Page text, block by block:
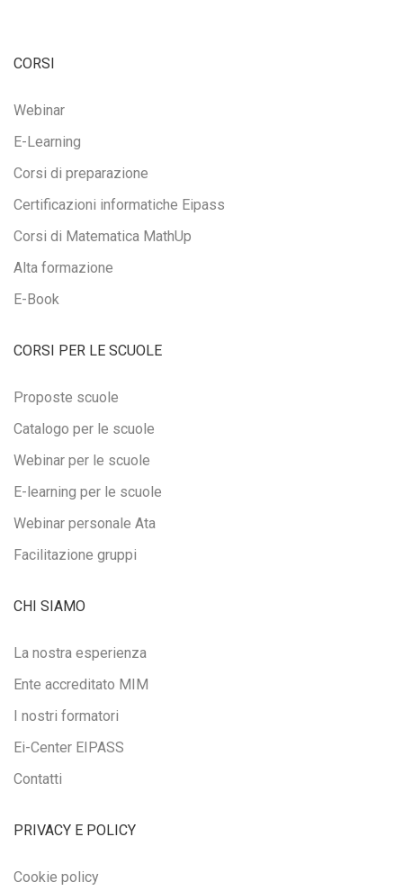
CORSI
Webinar
E-Learning
Corsi di preparazione
Certificazioni informatiche Eipass
Corsi di Matematica MathUp
Alta formazione
E-Book
CORSI PER LE SCUOLE
Proposte scuole
Catalogo per le scuole
Webinar per le scuole
E-learning per le scuole
Webinar personale Ata
Facilitazione gruppi
CHI SIAMO
La nostra esperienza
Ente accreditato MIM
I nostri formatori
Ei-Center EIPASS
Contatti
PRIVACY E POLICY
Cookie policy